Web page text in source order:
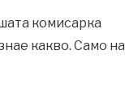
комисарка
какво. Само на